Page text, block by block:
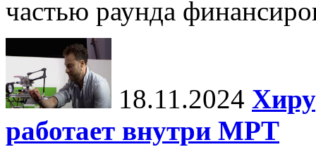
частью раунда
18.11.2024
работает внутри МРТ